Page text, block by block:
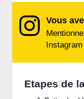
Vous
Etapes de